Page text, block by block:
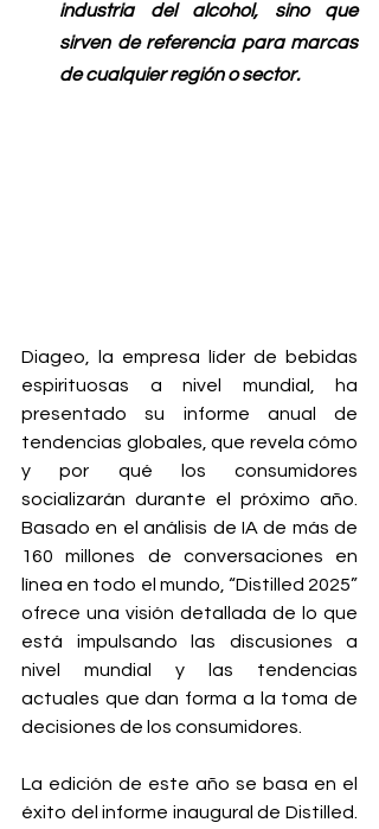
industria del alcohol, sino que
sirven de referencia para marcas
de cualquier región o sector.
Diageo, la empresa líder de bebidas
espirituosas a nivel mundial, ha
presentado su informe anual de
tendencias globales, que revela cómo
y por qué los consumidores
socializarán durante el próximo año.
Basado en el análisis de IA de más de
160 millones de conversaciones en
línea en todo el mundo, “Distilled 2025”
ofrece una visión detallada de lo que
está impulsando las discusiones a
nivel mundial y las tendencias
actuales que dan forma a la toma de
decisiones de los consumidores.
La edición de este año se basa en el
éxito del informe inaugural de Distilled.